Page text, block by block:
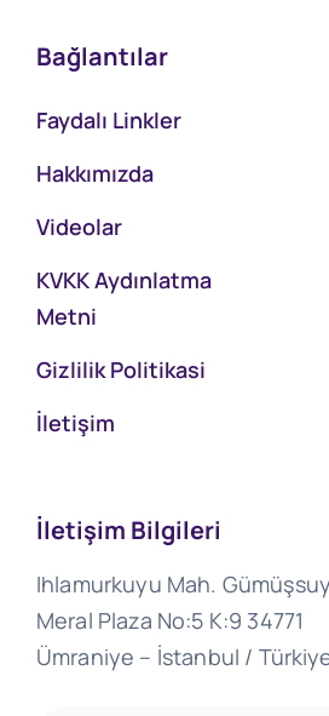
Bağlantılar
Faydalı Linkler
Hakkımızda
Videolar
KVKK Aydınlatma
Metni
Gizlilik Politikasi
İletişim
İletişim Bilgileri
Ihlamurkuyu Mah.
Meral Plaza No:5 K:9 34771
Ümraniye – İstanbul /